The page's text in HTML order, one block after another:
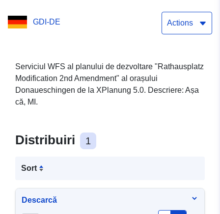
GDI-DE Actions
Serviciul WFS al planului de dezvoltare "Rathausplatz
Modification 2nd Amendment" al orașului
Donaueschingen de la XPlanung 5.0. Descriere: Așa
că, MI.
Distribuiri 1
Sort
Descarcă